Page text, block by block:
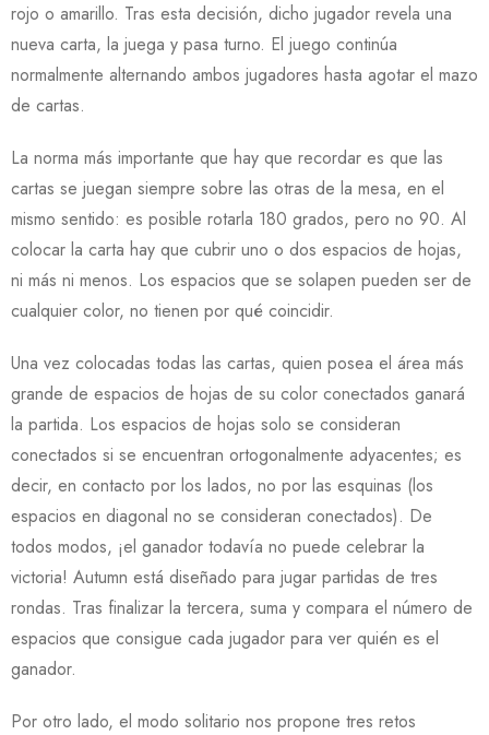
rojo o amarillo. Tras esta decisión, dicho jugador revela una
nueva carta, la juega y pasa turno. El juego continúa
normalmente alternando ambos jugadores hasta agotar el mazo
de cartas.
La norma más importante que hay que recordar es que las
cartas se juegan siempre sobre las otras de la mesa, en el
mismo sentido: es posible rotarla 180 grados, pero no 90. Al
colocar la carta hay que cubrir uno o dos espacios de hojas,
ni más ni menos. Los espacios que se solapen pueden ser de
cualquier color, no tienen por qué coincidir.
Una vez colocadas todas las cartas, quien posea el área más
grande de espacios de hojas de su color conectados ganará
la partida. Los espacios de hojas solo se consideran
conectados si se encuentran ortogonalmente adyacentes; es
decir, en contacto por los lados, no por las esquinas (los
espacios en diagonal no se consideran conectados). De
todos modos, ¡el ganador todavía no puede celebrar la
victoria! Autumn está diseñado para jugar partidas de tres
rondas. Tras finalizar la tercera, suma y compara el número de
espacios que consigue cada jugador para ver quién es el
ganador.
Por otro lado, el modo solitario nos propone tres retos